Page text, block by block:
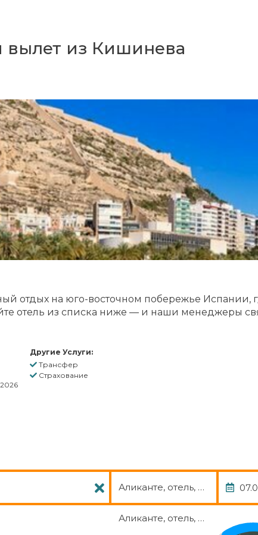
вылет из Кишинева
отдых на юго-восточном побережье Испании,
отель из списка ниже — и наши менеджеры
Другие Услуги:
Трансфер
Страхование
Аликанте, отель, авиа,
Аликанте, отель, авиа,